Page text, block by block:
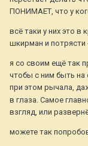
ПОНИМАЕТ, что у
всё таки у них это в
шкирман и потрясти
я со своим ещё так
чтобы с ним быть на
при этом рычала,
в глаза. Самое
взгляд, или
можете так